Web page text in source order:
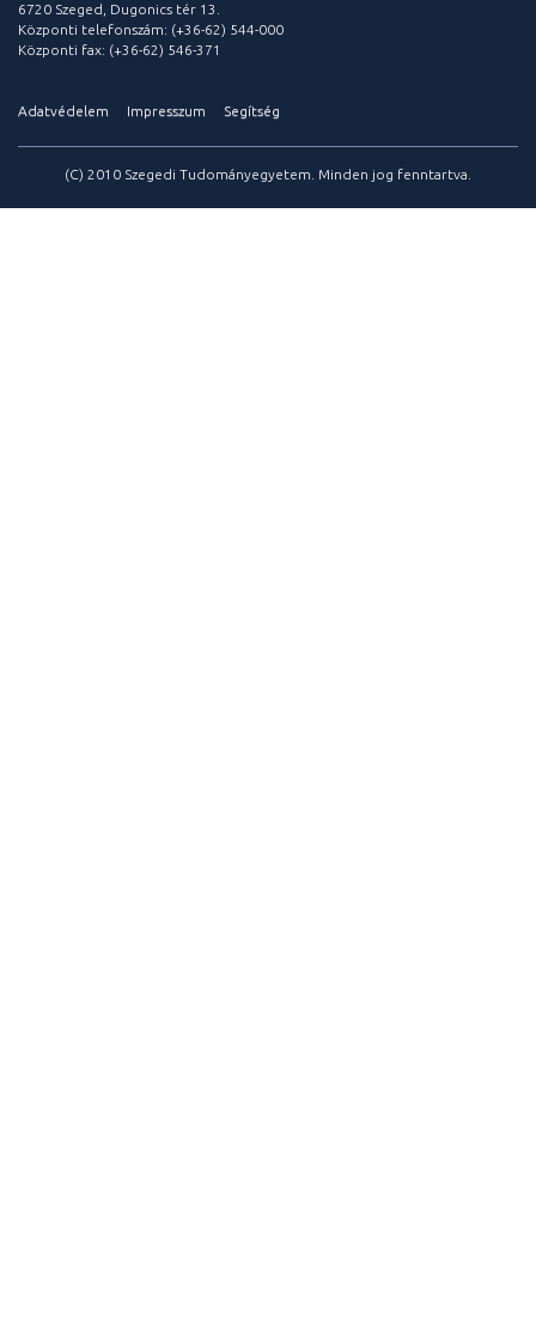
6720 Szeged, Dugonics tér 13.
Központi telefonszám: (+36-62) 544-000
Központi fax: (+36-62) 546-371
Adatvédelem Impresszum Segítség
(C) 2010 Szegedi Tudományegyetem. Minden jog fenntartva.